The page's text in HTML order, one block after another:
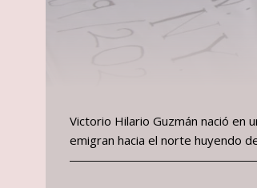
Victorio Hilario Guzmán nació en
emigran hacia el norte huyendo